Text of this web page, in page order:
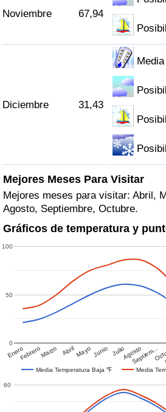
Noviembre 67,94
Diciembre 31,43
Mejores Meses Para Visitar
Mejores meses para visitar: Abril,
Agosto, Septiembre, Octubre.
Gráficos de temperatura y
Media Temperatura Baja ℉ Media
EneroFebreroMarzo AbrilMayo Junio JulioAgosto
Septiem…
0
50
100
60